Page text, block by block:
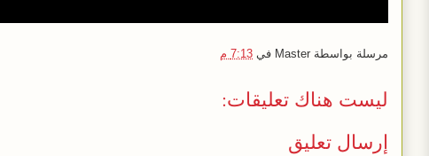
مرسلة بواسطة Master في 7:13 م
ليست هناك تعليقات:
إرسال تعليق